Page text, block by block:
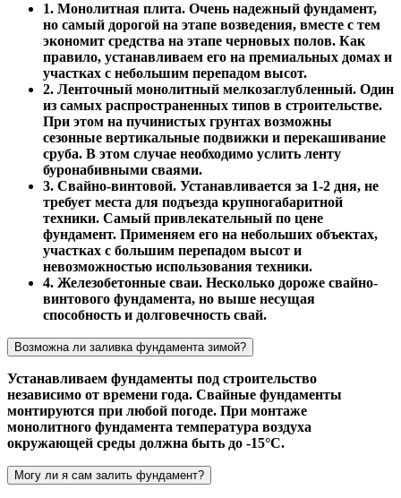
1. Монолитная плита. Очень надежный фундамент,
но самый дорогой на этапе возведения, вместе с тем
экономит средства на этапе черновых полов. Как
правило, устанавливаем его на премиальных домах и
участках с небольшим перепадом высот.
2. Ленточный монолитный мелкозаглубленный. Один
из самых распространенных типов в строительстве.
При этом на пучинистых грунтах возможны
сезонные вертикальные подвижки и перекашивание
сруба. В этом случае необходимо услить ленту
буронабивными сваями.
3. Свайно-винтовой. Устанавливается за 1-2 дня, не
требует места для подъезда крупногабаритной
техники. Самый привлекательный по цене
фундамент. Применяем его на небольших объектах,
участках с большим перепадом высот и
невозможностью использования техники.
4. Железобетонные сваи. Несколько дороже свайно-
винтового фундамента, но выше несущая
способность и долговечность свай.
Возможна ли заливка фундамента зимой?
Устанавливаем фундаменты под строительство
независимо от времени года. Свайные фундаменты
монтируются при любой погоде. При монтаже
монолитного фундамента температура воздуха
окружающей среды должна быть до -15°С.
Могу ли я сам залить фундамент?